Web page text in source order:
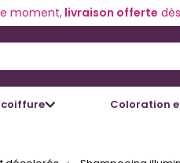
moment,livraison offerte dès
Coloration